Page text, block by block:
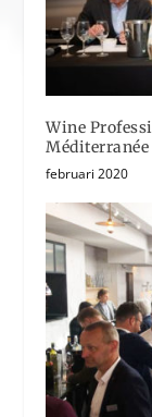
Wine
Méditerranée
februari 2020